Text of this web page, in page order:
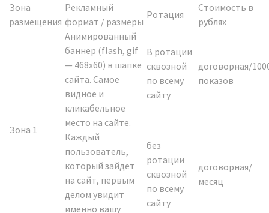
Зона
размещения
Рекламный
формат / размеры
Ротация
Стоимость в
рублях
Зона 1
Анимированный
баннер (flash, gif
— 468х60) в шапке
сайта. Самое
видное и
кликабельное
место на сайте.
Каждый
пользователь,
который зайдёт
на сайт, первым
делом увидит
именно вашу
В ротации
сквозной
по всему
сайту
договорная/
показов
без
ротации
сквозной
по всему
сайту
договорная/
месяц